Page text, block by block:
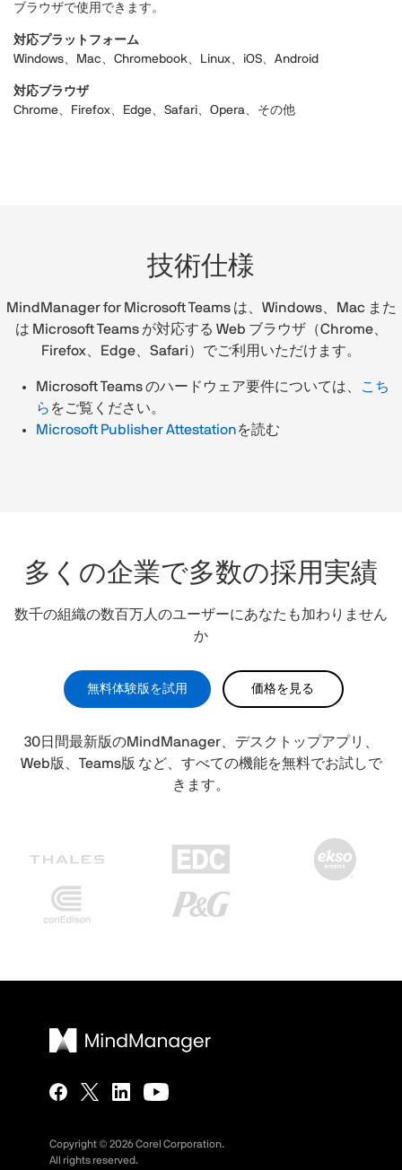
ブラウザで使用できます。
対応プラットフォーム
Windows、Mac、Chromebook、Linux、iOS、Android
対応ブラウザ
Chrome、Firefox、Edge、Safari、Opera、その他
技術仕様
MindManager for Microsoft Teams は、Windows、Mac また
は Microsoft Teams が対応する Web ブラウザ（Chrome、
Firefox、Edge、Safari）でご利用いただけます。
Microsoft Teams のハードウェア要件については、
こち
ら をご覧ください。
Microsoft Publisher Attestationを読む
多くの企業で多数の採用実績
数千の組織の数百万人のユーザーにあなたも加わりません
か
無料体験版を試用 価格を見る
30日間最新版のMindManager、デスクトップアプリ、
Web版、Teams版 など、すべての機能を無料でお試しで
きます。
Copyright © 2026Corel Corporation.
All rights reserved.